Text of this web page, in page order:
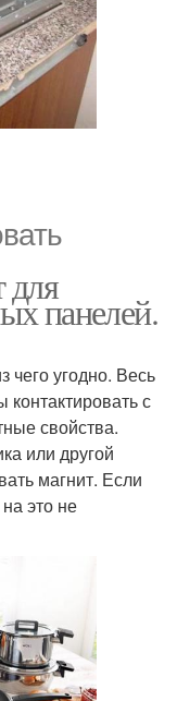
для
панелей.
чего угодно. Весь
с
свойства.
или другой
магнит. Если
это не